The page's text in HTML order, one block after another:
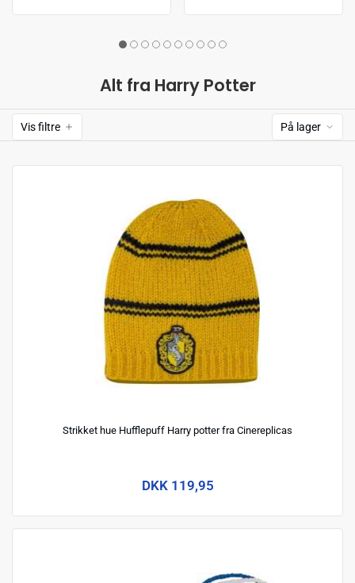
Alt fra Harry Potter
Vis filtre På lager
Strikket hue Hufflepuff Harry potter fra Cinereplicas
DKK 119,95